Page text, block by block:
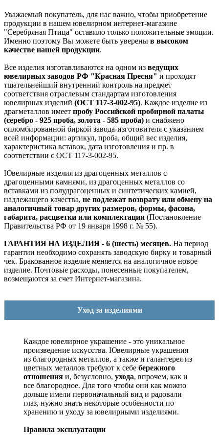
Уважаемый покупатель, для нас важно, чтобы приобретение
продукции в нашем ювелирном интернет-магазине
"Серебряная Птица" оставило только положительные эмоции.
Именно поэтому Вы можете быть уверены в высоком
качестве нашей продукции.
Все изделия изготавливаются на одном из ведущих
ювелирных заводов РФ "Красная Пресня" и проходят
тщательнейший внутренний контроль на предмет
соответствия отраслевым стандартам изготовления
ювелирных изделий (ОСТ 117-3-002-95). Каждое изделие из
драгметаллов имеет пробу Российской пробирной палаты
(серебро - 925 проба, золота - 585 проба) и снабжено
опломбированной биркой завода-изготовителя с указанием
всей информации: артикул, проба, общий вес изделия,
характеристика вставок, дата изготовления и пр. в
соответствии с ОСТ 117-3-002-95.
Ювелирные изделия из драгоценных металлов с
драгоценными камнями, из драгоценных металлов со
вставками из полудрагоценных и синтетических камней,
надлежащего качества, не подлежат возврату или обмену на
аналогичный товар других размеров, формы, фасона,
габарита, расцветки или комплектации (Постановление
Правительства РФ от 19 января 1998 г. № 55).
ГАРАНТИЯ НА ИЗДЕЛИЯ - 6 (шесть) месяцев. На период
гарантии необходимо сохранять заводскую бирку и товарный
чек. Бракованное изделие меняется на аналогичное новое
изделие. Почтовые расходы, понесенные покупателем,
возмещаются за счет Интернет-магазина.
Уход за изделиями
Каждое ювелирное украшение - это уникальное
произведение искусства. Ювелирные украшения
из благородных металлов, а также и галантерея из
цветных металлов требуют к себе бережного
отношения и, безусловно, ухода, впрочем, как и
все благородное. Для того чтобы они как можно
дольше имели первоначальный вид и радовали
глаз, нужно знать некоторые особенности по
хранению и уходу за ювелирными изделиями.
Правила эксплуатации